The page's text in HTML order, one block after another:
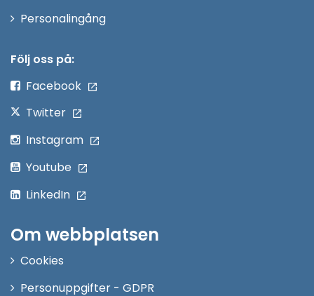
PersonalingångÖppna
Följ oss på:
Facebook
Twitter
Instagram
Youtube
LinkedIn
Om webbplatsen
Cookies
Personuppgifter - GDPR